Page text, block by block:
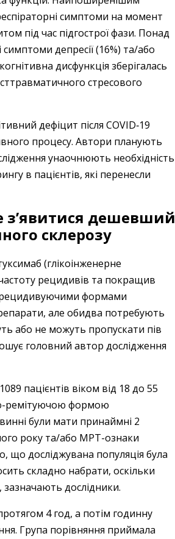
симптоми на момент
під час підгострої фази. Понад
депресії (16%) та/або
дисфункція зберігалась
стресового
дефіцит після COVID‑19
процесу. Автори планують
унаочнюють необхідність
в пацієнтів, які перенесли
з’явитися дешевший
склерозу
(глікоінженерне
рецидивів та покращив
рецидивуючими формами
але обидва потребують
або не можуть пропускати пів
головний автор дослідження
пацієнтів віком від 18 до 55
ремітуючою формою
були мати принаймні 2
року ­та/або МРТ-ознаки
що досліджувана популяція була
складно набрати, оскільки
дослідники.
4 год, а потім годинну
Група порівняння приймала